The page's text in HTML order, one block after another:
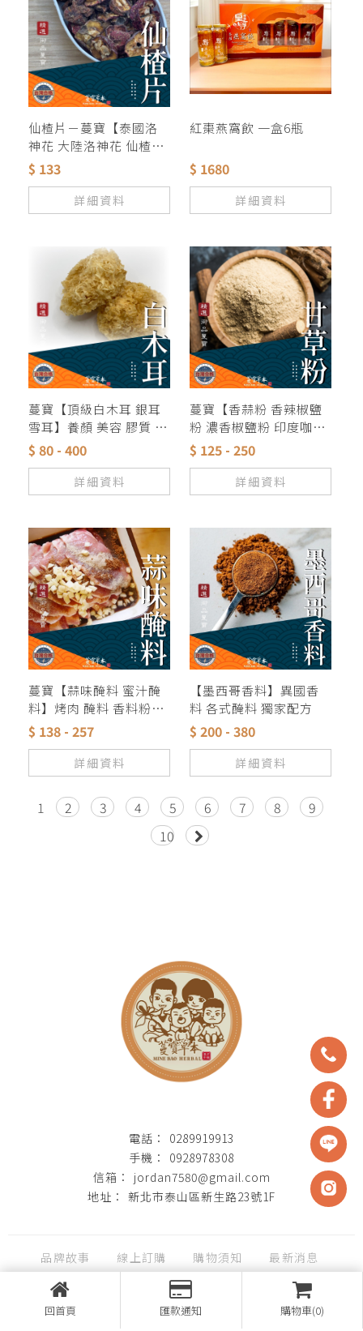
仙楂片－蔓寶【泰國洛
神花 大陸洛神花 仙楂片
特級烏梅 】養生 促進新
陳代謝 保健美顏 夏天聖
品 山楂 酸梅湯 烏梅 花
茶
$ 133
詳細資料
紅棗燕窩飲 一盒6瓶
$ 1680
詳細資料
蔓寶【頂級白木耳 銀耳
雪耳】養顏 美容 膠質 黃
大花 夏天甜品
$ 80 - 400
詳細資料
蔓寶【香蒜粉 香辣椒鹽
粉 濃香椒鹽粉 印度咖哩
粉 甘草粉】各式料理香
料粉類湯底 獨家配方
$ 125 - 250
詳細資料
蔓寶【蒜味醃料 蜜汁醃
料】烤肉 醃料 香料粉獨
家配方
$ 138 - 257
詳細資料
【墨西哥香料】異國香
料 各式醃料 獨家配方
$ 200 - 380
詳細資料
1 2 3 4 5 6 7 8
9
10
回首頁 匯款通知 購物車(0)
0289919913
0928978308
jordan7580@gmail.com
新北市泰山區新生路23號1F
品牌故事 線上訂購 購物須知
最新消息
聯絡我們
台北乾貨批發 台北中藥材批發 台北辛香料批發
中藥食材批發